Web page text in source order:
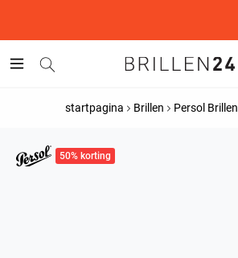
startpagina Brillen Persol Brillen
50% korting